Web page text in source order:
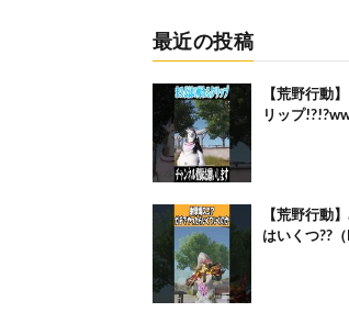
最近の投稿
【荒野行動
リップ
【荒野行動
はいくつ??（